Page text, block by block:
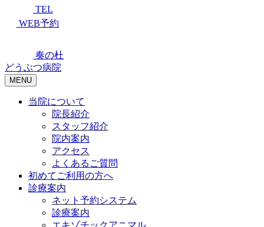
TEL
WEB予約
奏の杜
どうぶつ病院
MENU
当院について
院長紹介
スタッフ紹介
院内案内
アクセス
よくあるご質問
初めてご利用の方へ
診療案内
ネット予約システム
診療案内
エキゾチックアニマル